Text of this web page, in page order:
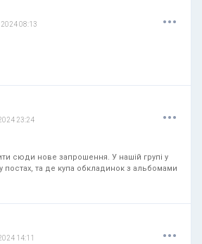
08:13 ...
23:24 ...
сюди нове запрошення. У нашій групі у
постах, та де купа обкладинок з альбомами
14:11 ...